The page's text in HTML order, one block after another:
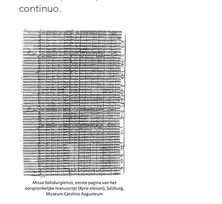
continuo.